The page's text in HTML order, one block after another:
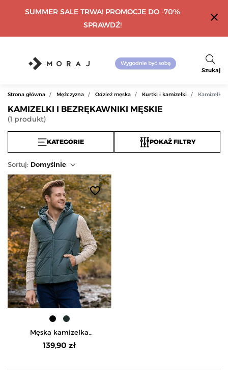
SUMMER SALE TRWA! PROMOCJE DO -70%
SPRAWDŹ!
close
Szukaj
Strona główna Mężczyzna Odzież męska Kurtki i kamizelki Kamizelki
KAMIZELKI I BEZRĘKAWNIKI MĘSKIE
(1 produkt)
KATEGORIE POKAŻ FILTRY
Sortuj: Domyślnie
favorite_border
Męska kamizelka
pikowana z kapturem
bezrękawnik - CIEMNY
139,90 zł